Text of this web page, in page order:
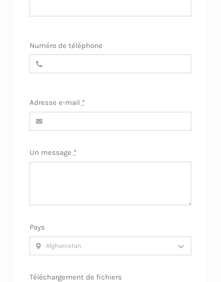
Numéro de téléphone
Adresse e-mail *
Un message *
Pays
Téléchargement de fichiers